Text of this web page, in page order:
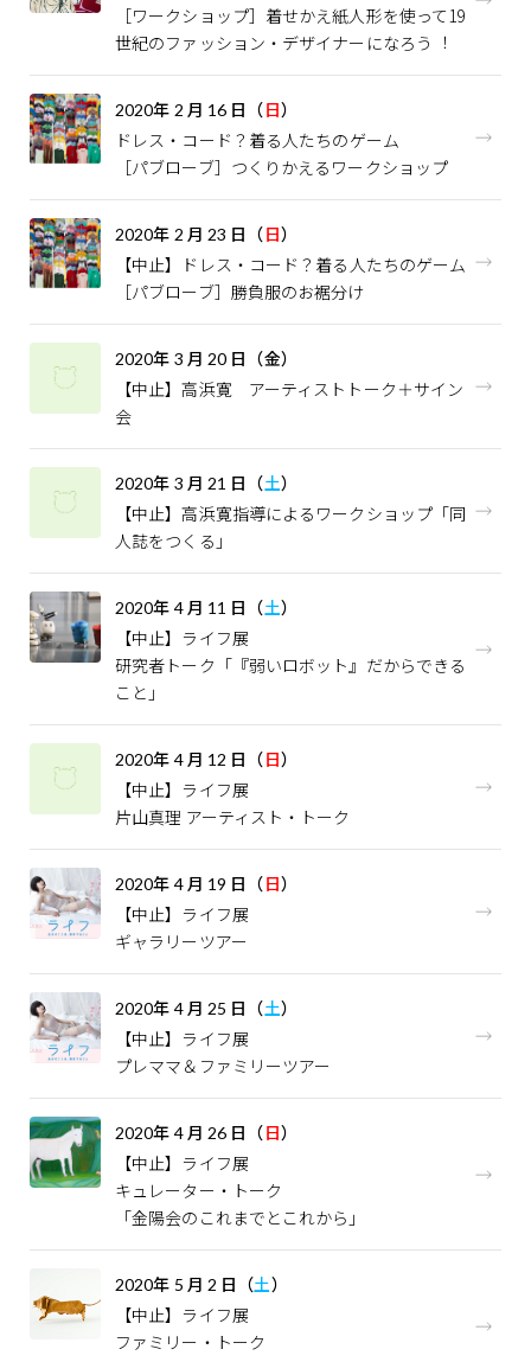
［ワークショップ］着せかえ紙人形を使って19
世紀のファッション・デザイナーになろう︕
2020年 2 月 16 日（日）
ドレス・コード？――着る人たちのゲーム
［パブローブ］つくりかえるワークショップ
2020年 2 月 23 日（日）
【中止】ドレス・コード？――着る人たちのゲーム
［パブローブ］勝負服のお裾分け
2020年 3 月 20 日（金）
【中止】高浜寛 アーティストトーク＋サイン
会
2020年 3 月 21 日（土）
【中止】高浜寛指導によるワークショップ「同
人誌をつくる」
2020年 4月 11 日（土）
【中止】ライフ展
研究者トーク「『弱いロボット』だからできる
こと」
2020年 4月 12 日（日）
【中止】ライフ展
片山真理 アーティスト・トーク
2020年 4月 19 日（日）
【中止】ライフ展
ギャラリーツアー
2020年 4月 25 日（土）
【中止】ライフ展
プレママ＆ファミリーツアー
2020年 4月 26 日（日）
【中止】ライフ展
キュレーター・トーク
「金陽会のこれまでとこれから」
2020年 5 月 2 日（土）
【中止】ライフ展
ファミリー・トーク